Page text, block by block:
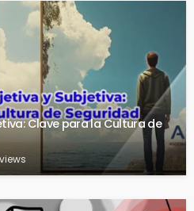
Clave para la Cultura de